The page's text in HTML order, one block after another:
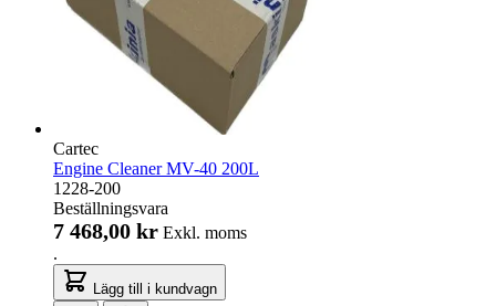
Cartec
Engine Cleaner MV-40 200L
1228-200
Beställningsvara
7 468,00 kr Exkl. moms
.
Lägg till i kundvagn